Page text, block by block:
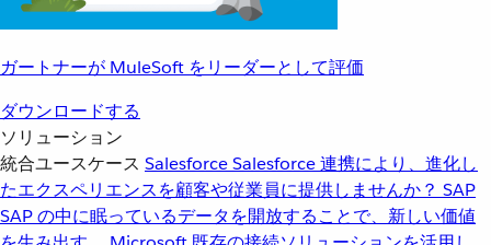
ガートナーが MuleSoft をリーダーとして評価
ダウンロードする
ソリューション
統合ユースケース SalesforceSalesforce 連携により、進化し
たエクスペリエンスを顧客や従業員に提供しませんか？ SAP
SAP の中に眠っているデータを開放することで、新しい価値